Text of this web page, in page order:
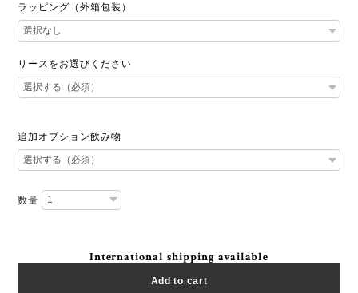
ラッピング（外箱包装）
リースをお選びください
追加オプション飲み物
数量
International shipping available
Add to cart